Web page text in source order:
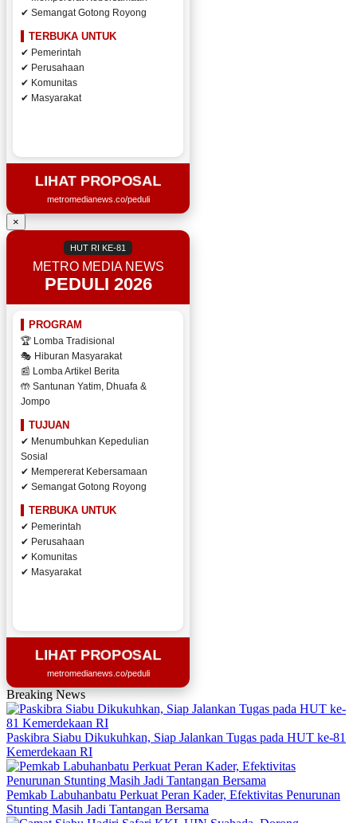
✔ Semangat Gotong Royong
TERBUKA UNTUK
✔ Pemerintah
✔ Perusahaan
✔ Komunitas
✔ Masyarakat
LIHAT PROPOSAL
metromedianews.co/peduli
×
HUT RI KE-81
METRO MEDIA NEWS
PEDULI 2026
PROGRAM
🏆 Lomba Tradisional
🎭 Hiburan Masyarakat
📰 Lomba Artikel Berita
🤲 Santunan Yatim, Dhuafa &
Jompo
TUJUAN
✔ Menumbuhkan Kepedulian
Sosial
✔ Mempererat Kebersamaan
✔ Semangat Gotong Royong
TERBUKA UNTUK
✔ Pemerintah
✔ Perusahaan
✔ Komunitas
✔ Masyarakat
LIHAT PROPOSAL
metromedianews.co/peduli
Breaking News
Paskibra Siabu Dikukuhkan, Siap Jalankan Tugas pada HUT ke-81
Kemerdekaan RI
Pemkab Labuhanbatu Perkuat Peran Kader, Efektivitas Penurunan
Stunting Masih Jadi Tantangan Bersama